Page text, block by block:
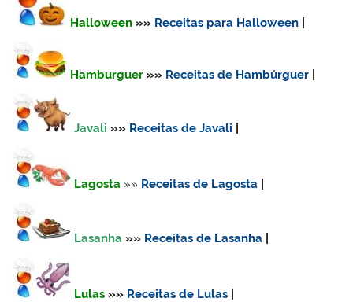
Halloween »» Receitas para Halloween
Hamburguer »» Receitas de Hambúrguer
Javali »» Receitas de Javali
Lagosta »» Receitas de Lagosta
Lasanha »» Receitas de Lasanha
Lulas »» Receitas de Lulas